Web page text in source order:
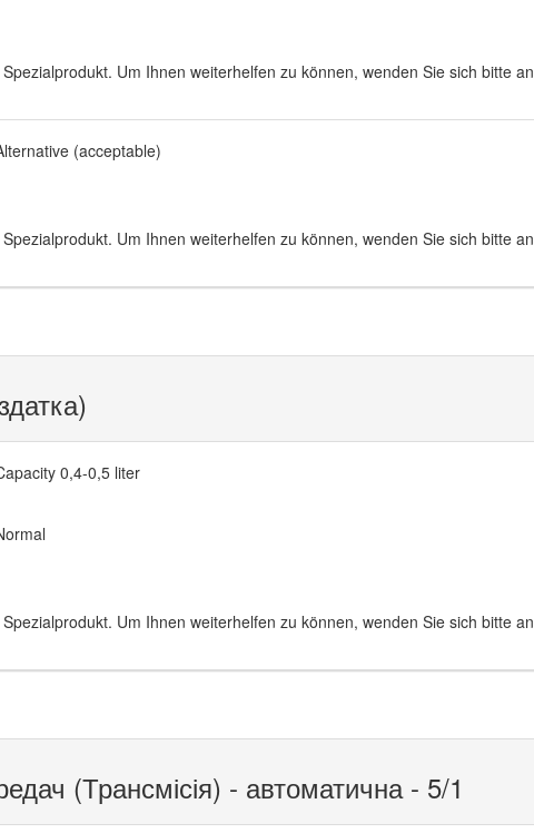
Spezialprodukt. Um Ihnen weiterhelfen zu können, wenden Sie sich bitte
(acceptable)
Spezialprodukt. Um Ihnen weiterhelfen zu können, wenden Sie sich bitte
0,4-0,5 liter
Spezialprodukt. Um Ihnen weiterhelfen zu können, wenden Sie sich bitte
(Трансмісія) - автоматична - 5/1